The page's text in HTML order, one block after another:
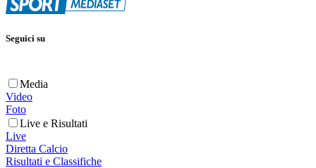
Seguici su
Media
Video
Foto
Live e Risultati
Live
Diretta Calcio
Risultati e Classifiche